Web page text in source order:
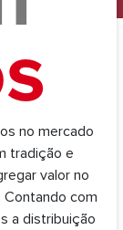
no mercado
tradição e
valor no
Contando com
a distribuição